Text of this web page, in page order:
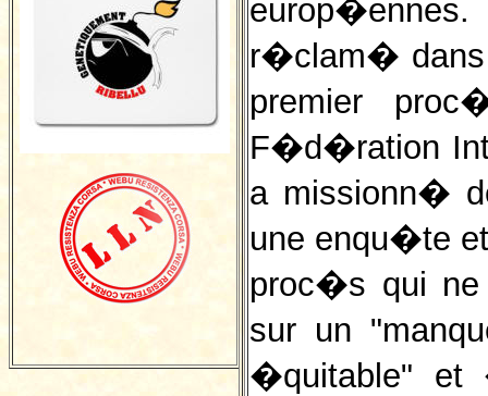
r�clam�
premier
F�d�ration
a missionn�
une enqu�te
proc�s qui
sur un
�quitable" et